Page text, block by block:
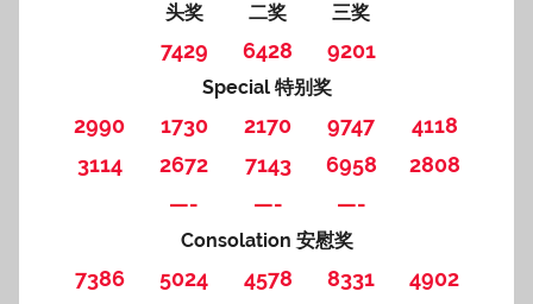
头奖
二奖 三奖
7429 6428 9201
Special 特别奖
2990 1730 2170 9747
4118
3114
2672 7143 6958
2808
—-
—- —-
Consolation 安慰奖
7386 5024 4578 8331
4902